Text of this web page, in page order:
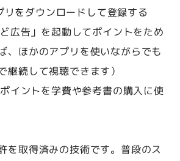
をダウンロードして登録する
広告」を起動してポイントをため
、ほかのアプリを使いながらでも
継続して視聴できます）
イントを学費や参考書の購入に使
を取得済みの技術です。普段のス